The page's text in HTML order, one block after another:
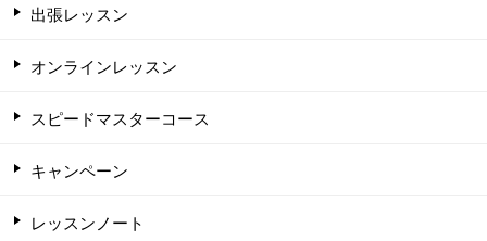
出張レッスン
オンラインレッスン
スピードマスターコース
キャンペーン
レッスンノート